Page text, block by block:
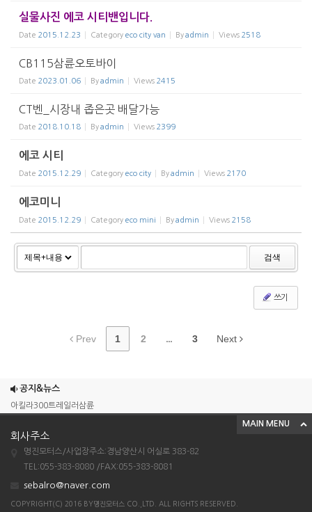
실물사진 에코 시티밴입니다.
Date 2015.12.23 Category eco city van Byadmin Views 2518
CB115삼륜오토바이
Date 2023.01.06 Byadmin Views 2415
CT벤_시장내 좁은곳 배달가능
Date 2018.10.18 Byadmin Views 2399
에코 시티
Date 2015.12.29 Category eco city Byadmin Views 2170
에코미니
Date 2015.12.29 Category eco mini Byadmin Views 2158
검색
쓰기
Prev 1 2 ... 3 Next
공지&뉴스
엠보이 125cc삼륜
아킬라300트레일러삼륜
조이맥스125cc삼륜
엠보이 125cc삼륜
아킬라300트레일러삼륜
MAIN MENU
회사주소
명진모터스/사업장주소:경남양산시 어실로 383-82
TEL:055-383-8080 /FAX:055-383-8081
sebalro@naver.com
COPYRIGHT(C) 2016 BY명진모터스 CO.,LTD. ALL RIGHTS RESERVED.